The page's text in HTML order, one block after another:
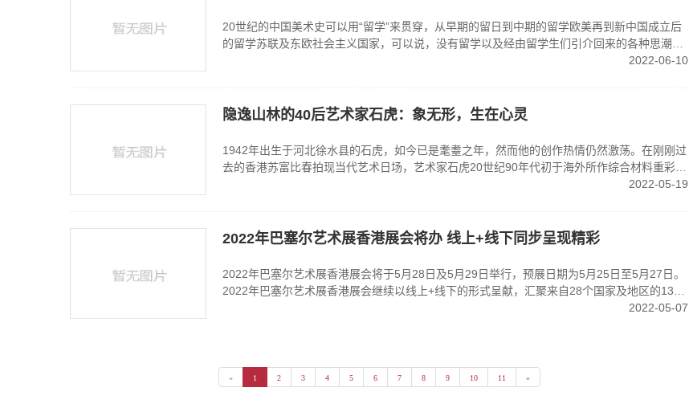
20世纪的中国美术史可以用“留学”来贯穿，从早期的留日到中期的留学欧美再到新中国成立后
的留学苏联及东欧社会主义国家，可以说，没有留学以及经由留学生们引介回来的各种思潮、
体系、风格、观念等等，就无法书写我们自己的近现代美术史，“美术留学研究”是中国美术现
2022-06-10
隐逸山林的40后艺术家石虎：象无形，生在心灵
1942年出生于河北徐水县的石虎，如今已是耄耋之年，然而他的创作热情仍然激荡。在刚刚过
去的香港苏富比春拍现当代艺术日场，艺术家石虎20世纪90年代初于海外所作综合材料重彩四
条屏《秋华图》以277.2万港元成交，刷新了他18年前创下的个人拍卖纪录，也让这位隐逸于
2022-05-19
2022年巴塞尔艺术展香港展会将办 线上+线下同步呈现精彩
2022年巴塞尔艺术展香港展会将于5月28日及5月29日举行，预展日期为5月25日至5月27日。
2022年巴塞尔艺术展香港展会继续以线上+线下的形式呈献，汇聚来自28个国家及地区的130
2022-05-07
« 1 2 3 4 5 6 7 8 9 10 11 »